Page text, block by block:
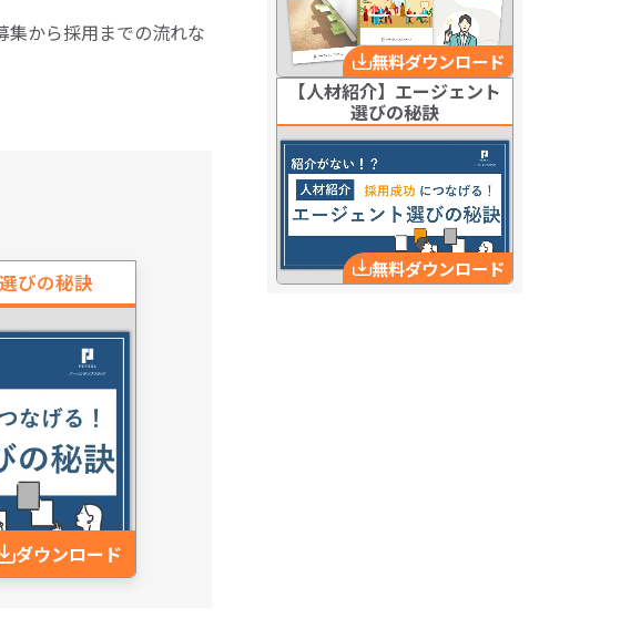
集から採用までの流れな
びの秘訣
ダウンロード
無料ダウンロード
【人材紹介】エージェント
選びの秘訣
無料ダウンロード